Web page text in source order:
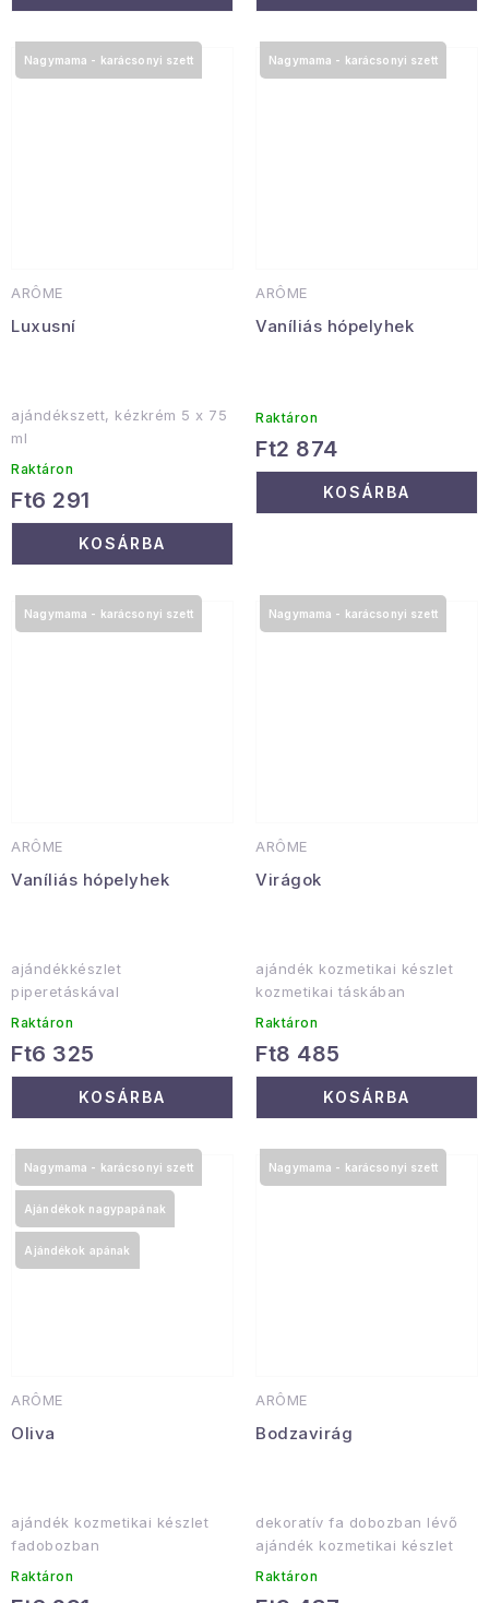
ARÔME
Luxusní
Nagymama - karácsonyi szett
ajándékszett, kézkrém 5 x 75
ml
Raktáron
Ft6 291
KOSÁRBA
ARÔME
Vaníliás hópelyhek
Nagymama - karácsonyi szett
Raktáron
Ft2 874
KOSÁRBA
ARÔME
Vaníliás hópelyhek
Nagymama - karácsonyi szett
ajándékkészlet
piperetáskával
Raktáron
Ft6 325
KOSÁRBA
ARÔME
Virágok
Nagymama - karácsonyi szett
ajándék kozmetikai készlet
kozmetikai táskában
Raktáron
Ft8 485
KOSÁRBA
ARÔME
Oliva
Nagymama - karácsonyi szett
Ajándékok nagypapának
Ajándékok apának
ajándék kozmetikai készlet
fadobozban
Raktáron
ARÔME
Bodzavirág
Nagymama - karácsonyi szett
dekoratív fa dobozban lévő
ajándék kozmetikai készlet
Raktáron